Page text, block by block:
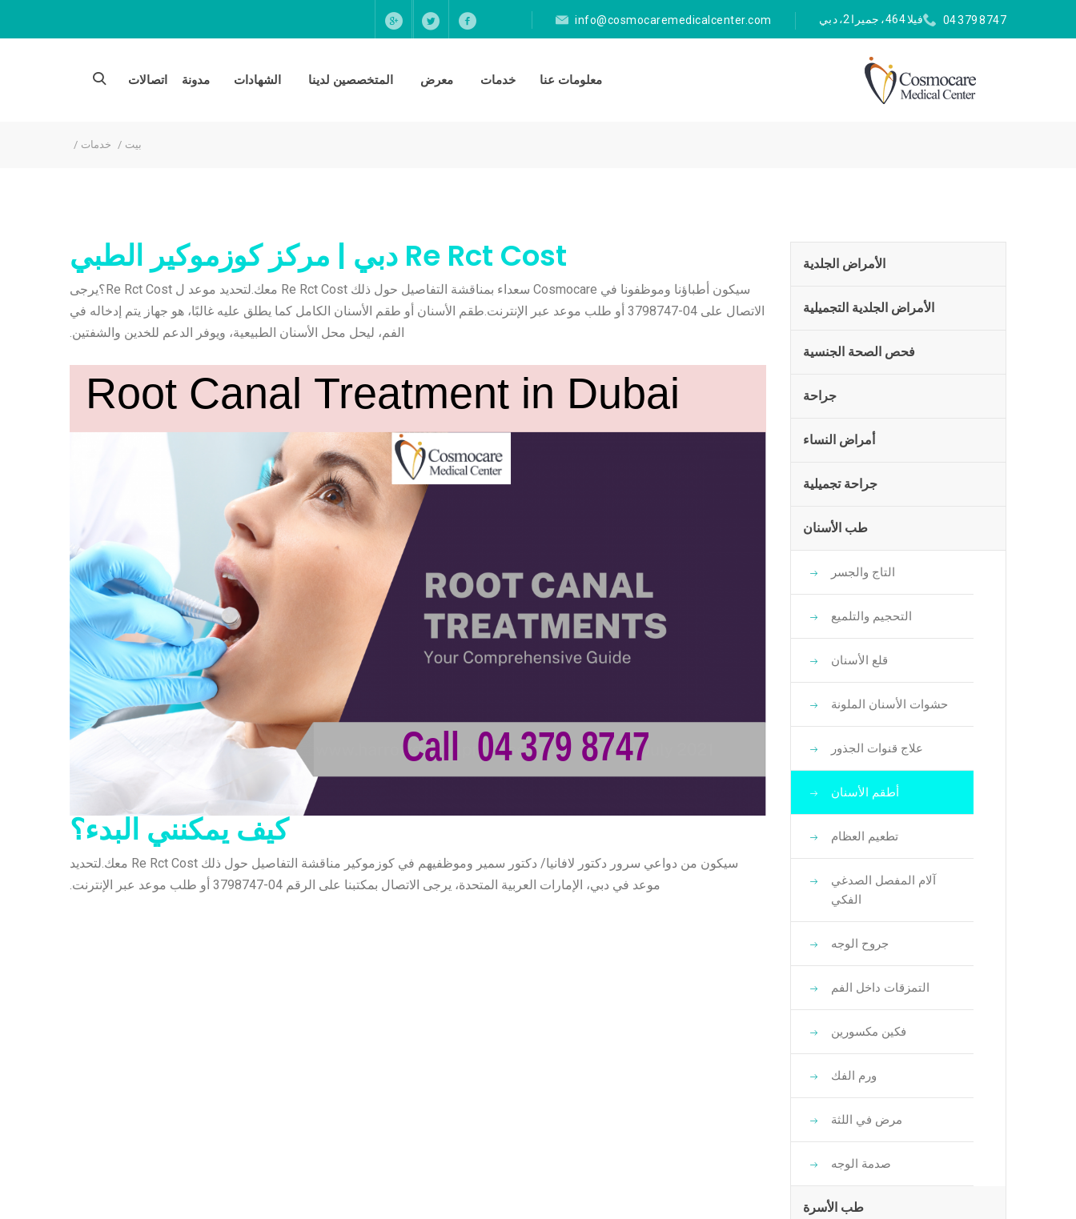
04 379 8747 فيلا 464، جميرا 2، دبي info@cosmocaremedicalcenter.com
معلومات عنا خدمات معرض المتخصصين لدينا الشهادات مدونة اتصالات
بيت خدمات
الأمراض الجلدية
الأمراض الجلدية التجميلية
فحص الصحة الجنسية
جراحة
أمراض النساء
جراحة تجميلية
طب الأسنان
التاج والجسر
التحجيم والتلميع
قلع الأسنان
حشوات الأسنان الملونة
علاج قنوات الجذور
أطقم الأسنان
تطعيم العظام
آلام المفصل الصدغي
الفكي
جروح الوجه
التمزقات داخل الفم
فكين مكسورين
ورم الفك
مرض في اللثة
صدمة الوجه
طب الأسرة
Re Rct Cost دبي | مركز كوزموكير الطبي
سيكون أطباؤنا وموظفونا في Cosmocare سعداء بمناقشة التفاصيل حول ذلك Re Rct Cost معك.لتحديد موعد ل Re Rct Cost؟يرجى
الاتصال على 04-3798747 أو طلب موعد عبر الإنترنت.طقم الأسنان أو طقم الأسنان الكامل كما يطلق عليه غالبًا، هو جهاز يتم إدخاله في
الفم، ليحل محل الأسنان الطبيعية، ويوفر الدعم للخدين والشفتين.
كيف يمكنني البدء؟
سيكون من دواعي سرور دكتور لافانيا/ دكتور سمير وموظفيهم في كوزموكير مناقشة التفاصيل حول ذلك Re Rct Cost معك.لتحديد
موعد في دبي، الإمارات العربية المتحدة، يرجى الاتصال بمكتبنا على الرقم 04-3798747 أو طلب موعد عبر الإنترنت.